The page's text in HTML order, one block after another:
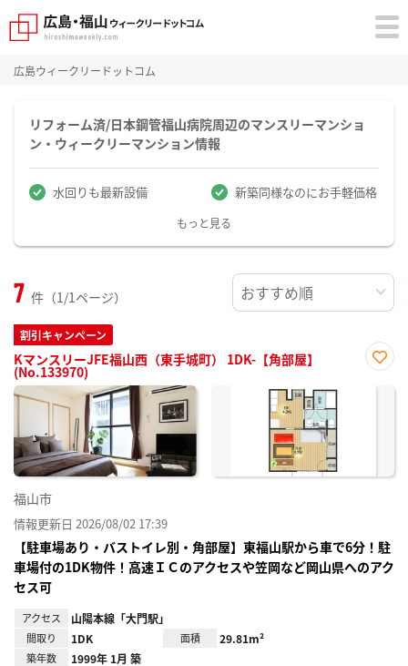
広島ウィークリードットコム
リフォーム済/日本鋼管福山病院周辺のマンスリーマンショ
ン・ウィークリーマンション情報
水回りも最新設備 新築同様なのにお手軽価格
もっと見る
7 件（1/1ページ）
割引キャンペーン
KマンスリーJFE福山西（東手城町） 1DK-【角部屋】
(No.133970)
に入
福山市
情報更新日 2026/08/02 17:39
【駐車場あり・バストイレ別・角部屋】東福山駅から車で6分！駐
車場付の1DK物件！高速ＩＣのアクセスや笠岡など岡山県へのアク
セス可
アクセス 山陽本線「大門駅」
間取り 1DK 面積 29.81m²
築年数 1999年 1月 築